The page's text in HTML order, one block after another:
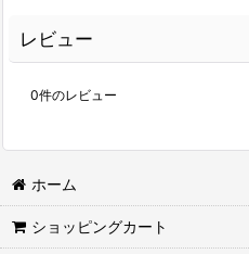
レビュー
0件のレビュー
ホーム
ショッピングカート